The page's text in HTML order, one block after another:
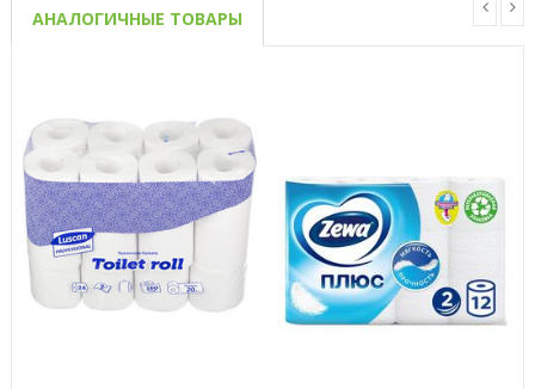
АНАЛОГИЧНЫЕ ТОВАРЫ